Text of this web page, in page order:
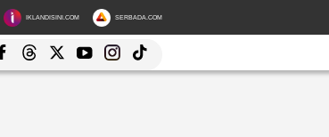
IKLANDISINI.COM SERBADA.COM